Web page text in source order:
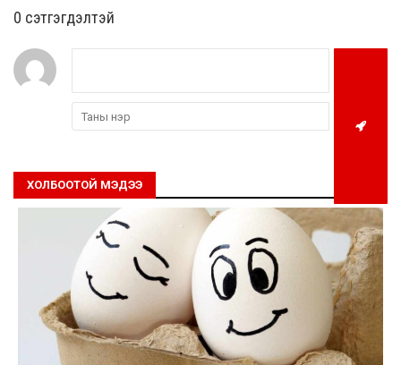
0 cэтгэгдэлтэй
ХОЛБООТОЙ МЭДЭЭ